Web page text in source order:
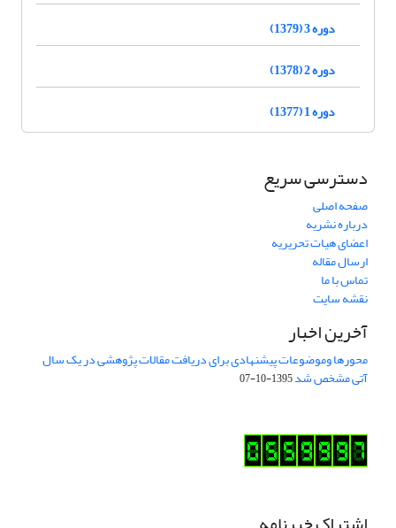
دوره 3 (1379)
دوره 2 (1378)
دوره 1 (1377)
دسترسی سریع
صفحه اصلی
درباره نشریه
اعضای هیات تحریریه
ارسال مقاله
تماس با ما
نقشه سایت
آخرین اخبار
محورها وموضوعات پیشنهادی برای دریافت مقالات پژوهشی در یک سال
آتی مشخص شد1395-10-07